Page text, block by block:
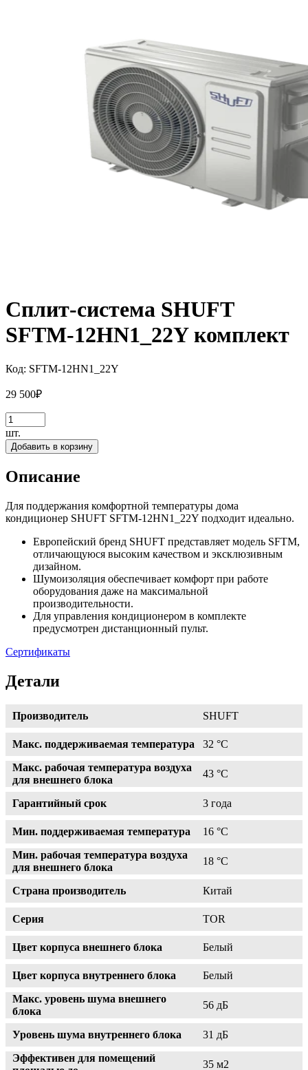
Сплит-система SHUFT
SFTM-12HN1_22Y комплект
Код: SFTM-12HN1_22Y
29 500₽
шт.
Добавить в корзину
Описание
Для поддержания комфортной температуры дома
кондиционер SHUFT SFTM-12HN1_22Y подходит идеально.
Европейский бренд SHUFT представляет модель SFTM,
отличающуюся высоким качеством и эксклюзивным
дизайном.
Шумоизоляция обеспечивает комфорт при работе
оборудования даже на максимальной
производительности.
Для управления кондиционером в комплекте
предусмотрен дистанционный пульт.
Сертификаты
Детали
Производитель SHUFT
Макс. поддерживаемая температура
32 °С
Макс. рабочая температура воздуха
для внешнего блока
43 °С
Гарантийный срок 3 года
Мин. поддерживаемая температура
16 °С
Мин. рабочая температура воздуха
для внешнего блока
18 °С
Страна производитель Китай
Серия TOR
Цвет корпуса внешнего блока Белый
Цвет корпуса внутреннего блока
Белый
Макс. уровень шума внешнего
блока
56 дБ
Уровень шума внутреннего блока
31 дБ
Эффективен для помещений
35 м2